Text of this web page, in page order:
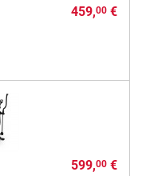
459,00€
599,00€